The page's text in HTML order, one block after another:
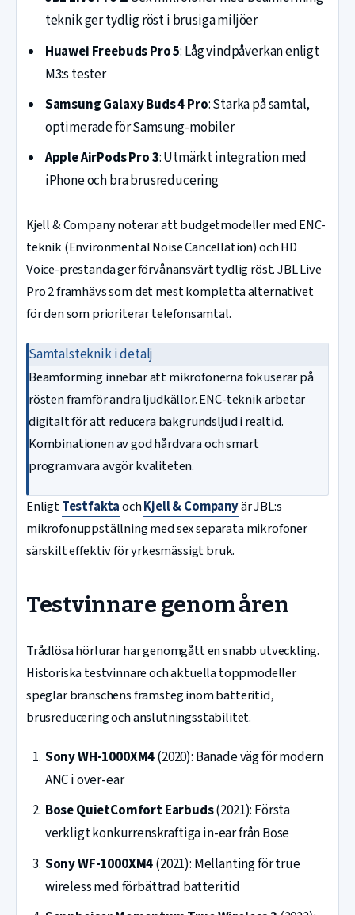
teknik ger tydlig röst i brusiga miljöer
Huawei Freebuds Pro 5: Låg vindpåverkan enligt
M3:s tester
Samsung Galaxy Buds 4 Pro: Starka på samtal,
optimerade för Samsung-mobiler
Apple AirPods Pro 3: Utmärkt integration med
iPhone och bra brusreducering
Kjell & Company noterar att budgetmodeller med ENC-
teknik (Environmental Noise Cancellation) och HD
Voice-prestanda ger förvånansvärt tydlig röst. JBL Live
Pro 2 framhävs som det mest kompletta alternativet
för den som prioriterar telefonsamtal.
Samtalsteknik i detalj
Beamforming innebär att mikrofonerna fokuserar på
rösten framför andra ljudkällor. ENC-teknik arbetar
digitalt för att reducera bakgrundsljud i realtid.
Kombinationen av god hårdvara och smart
programvara avgör kvaliteten.
EnligtTestfaktaochKjell & Companyär JBL:s
mikrofonuppställning med sex separata mikrofoner
särskilt effektiv för yrkesmässigt bruk.
Testvinnare genom åren
Trådlösa hörlurar har genomgått en snabb utveckling.
Historiska testvinnare och aktuella toppmodeller
speglar branschens framsteg inom batteritid,
brusreducering och anslutningsstabilitet.
Sony WH-1000XM4(2020): Banade väg för modern
ANC i over-ear
Bose QuietComfort Earbuds(2021): Första
verkligt konkurrenskraftiga in-ear från Bose
Sony WF-1000XM4(2021): Mellanting för true
wireless med förbättrad batteritid